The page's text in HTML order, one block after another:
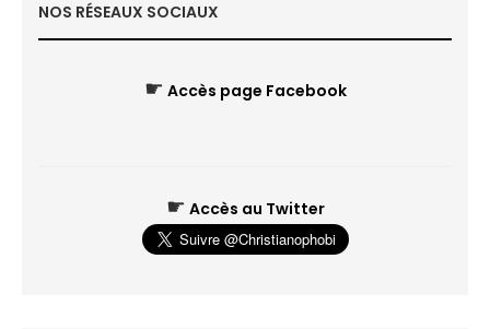
NOS RÉSEAUX SOCIAUX
☛ Accès page Facebook
☛ Accès au Twitter